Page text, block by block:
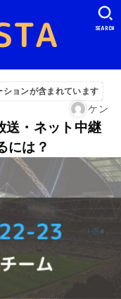
SEARCH
ションが含まれています
ケン
送・ネット中継
には？